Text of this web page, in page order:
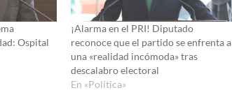
Ospital
¡Alarma en el PRI! Diputado
reconoce que el partido se enfrenta a
una «realidad incómoda» tras
descalabro electoral
En «Política»